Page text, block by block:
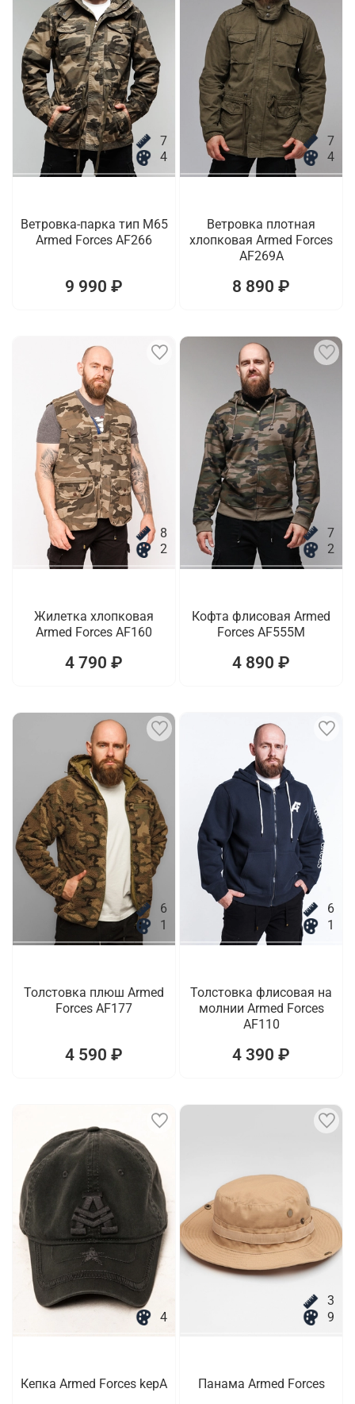
7
4
Ветровка-парка тип M65
Armed Forces AF266
9 990 ₽
7
4
Ветровка плотная
хлопковая Armed Forces
AF269A
8 890 ₽
8
2
Жилетка хлопковая
Armed Forces AF160
4 790 ₽
7
2
Кофта флисовая Armed
Forces AF555M
4 890 ₽
6
1
Толстовка плюш Armed
Forces AF177
4 590 ₽
6
1
Толстовка флисовая на
молнии Armed Forces
AF110
4 390 ₽
4
Кепка Armed Forces kepA
3
9
Панама Armed Forces